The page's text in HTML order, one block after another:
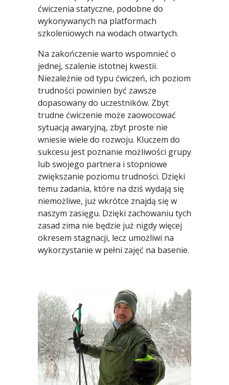
ćwiczenia statyczne, podobne do
wykonywanych na platformach
szkoleniowych na wodach otwartych.
Na zakończenie warto wspomnieć o
jednej, szalenie istotnej kwestii.
Niezależnie od typu ćwiczeń, ich poziom
trudności powinien być zawsze
dopasowany do uczestników. Zbyt
trudne ćwiczenie może zaowocować
sytuacją awaryjną, zbyt proste nie
wniesie wiele do rozwoju. Kluczem do
sukcesu jest poznanie możliwości grupy
lub swojego partnera i stopniowe
zwiększanie poziomu trudności. Dzięki
temu zadania, które na dziś wydają się
niemożliwe, już wkrótce znajdą się w
naszym zasięgu. Dzięki zachowaniu tych
zasad zima nie będzie już nigdy więcej
okresem stagnacji, lecz umożliwi na
wykorzystanie w pełni zajęć na basenie.